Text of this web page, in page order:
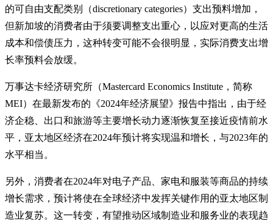
的可自由支配类别（discretionary categories）支出预料增加，
但新加坡的消费者由于须要调整支出重心，以应对更高的生活
成本和偿债压力，这种转变可能不会很明显，实际消费支出增
长率预料会放缓。
万事达卡经济研究所（Mastercard Economics Institute，简称
MEI）在最新发布的《2024年经济展望》报告中指出，由于经
济企稳、出口和旅游等主要增长动力逐渐恢复至接近疫情前水
平，亚太地区经济在2024年预计将实现温和增长，与2023年的
水平相当。
另外，消费者在2024年对电子产品、家电和服装等商品的持续
增长需求，预计将使在全球经济中发挥关键作用的亚太地区制
造业复苏。这一转变，有望推动区域制造业和服务业的表现趋